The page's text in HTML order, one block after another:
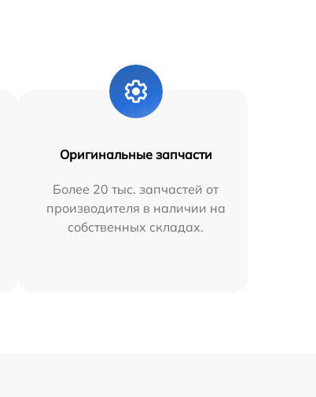
Оригинальные запчасти
Более 20 тыс. запчастей от
производителя в наличии на
собственных складах.